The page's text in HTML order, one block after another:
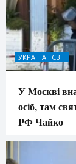
УКРАЇНА І СВІТ
У Москві
осіб, там
РФ Чайко